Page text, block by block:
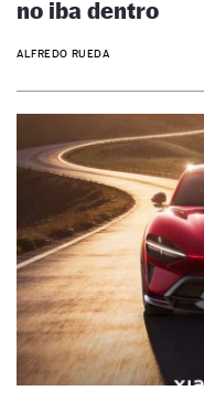
no iba dentro
ALFREDO RUEDA